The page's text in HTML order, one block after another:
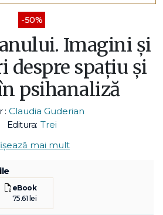
-50%
Imagini și
despre spațiu și
psihanaliză
: Claudia Guderian
Editura: Trei
mai mult
eBook
75.61 lei